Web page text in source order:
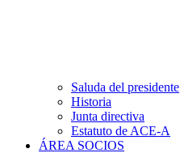
Saluda del presidente
Historia
Junta directiva
Estatuto de ACE-A
ÁREA SOCIOS